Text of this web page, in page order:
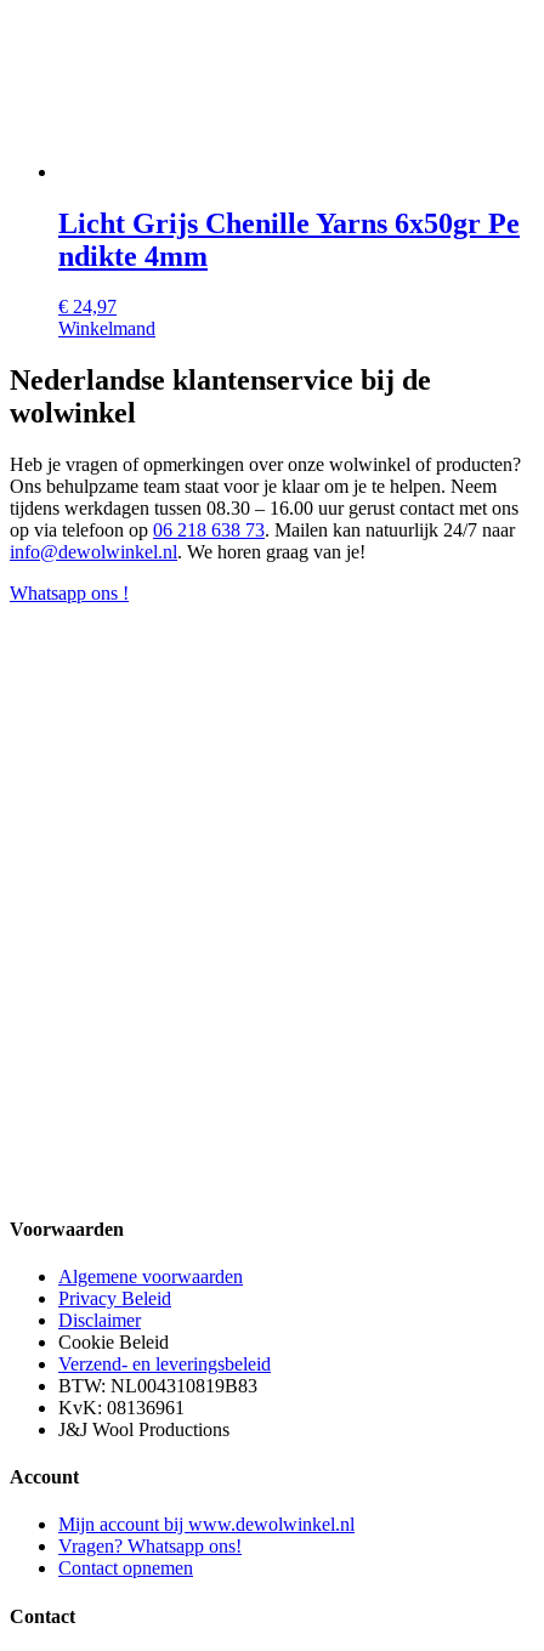
Licht Grijs Chenille Yarns 6x50gr Pe
ndikte 4mm
€ 24,97
Winkelmand
Nederlandse klantenservice bij de
wolwinkel
Heb je vragen of opmerkingen over onze wolwinkel of producten?
Ons behulpzame team staat voor je klaar om je te helpen. Neem
tijdens werkdagen tussen 08.30 – 16.00 uur gerust contact met ons
op via telefoon op 06 218 638 73. Mailen kan natuurlijk 24/7 naar
info@dewolwinkel.nl. We horen graag van je!
Whatsapp ons !
Voorwaarden
Algemene voorwaarden
Privacy Beleid
Disclaimer
Cookie Beleid
Verzend- en leveringsbeleid
BTW: NL004310819B83
KvK: 08136961
J&J Wool Productions
Account
Mijn account bij www.dewolwinkel.nl
Vragen? Whatsapp ons!
Contact opnemen
Contact